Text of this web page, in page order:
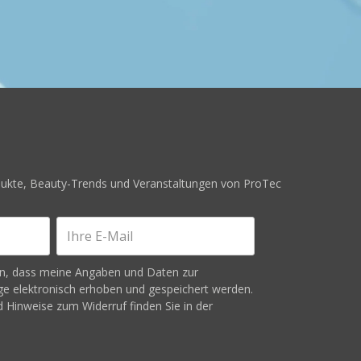
Beauty-Trends und Veranstaltungen von ProTec
dass meine Angaben und Daten zur
elektronisch erhoben und gespeichert werden.
zum Widerruf finden Sie in der